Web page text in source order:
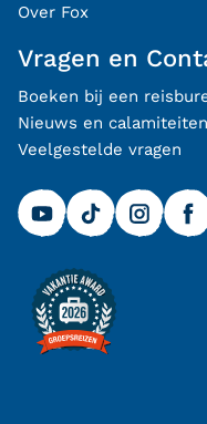
Over Fox
Vragen en
Boeken bij een
Nieuws en calamiteiten
Veelgestelde vragen